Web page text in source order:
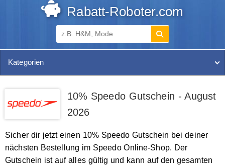
Rabatt-Roboter.com
Kategorien
10% Speedo Gutschein - August
2026
Sicher dir jetzt einen 10% Speedo Gutschein bei deiner
nächsten Bestellung im Speedo Online-Shop. Der
Gutschein ist auf alles gültig und kann auf den gesamten